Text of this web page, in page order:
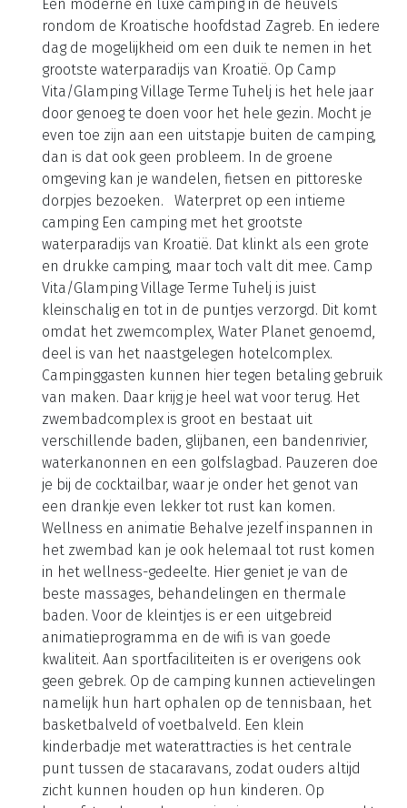
Camp Vita Glamping Village Terme
Tuhelj
Ontspanning en plezier tussen de groene heuvels
Een moderne en luxe camping in de heuvels
rondom de Kroatische hoofdstad Zagreb. En iedere
dag de mogelijkheid om een duik te nemen in het
grootste waterparadijs van Kroatië. Op Camp
Vita/Glamping Village Terme Tuhelj is het hele jaar
door genoeg te doen voor het hele gezin. Mocht je
even toe zijn aan een uitstapje buiten de camping,
dan is dat ook geen probleem. In de groene
omgeving kan je wandelen, fietsen en pittoreske
dorpjes bezoeken. Waterpret op een intieme
camping Een camping met het grootste
waterparadijs van Kroatië. Dat klinkt als een grote
en drukke camping, maar toch valt dit mee. Camp
Vita/Glamping Village Terme Tuhelj is juist
kleinschalig en tot in de puntjes verzorgd. Dit komt
omdat het zwemcomplex, Water Planet genoemd,
deel is van het naastgelegen hotelcomplex.
Campinggasten kunnen hier tegen betaling gebruik
van maken. Daar krijg je heel wat voor terug. Het
zwembadcomplex is groot en bestaat uit
verschillende baden, glijbanen, een bandenrivier,
waterkanonnen en een golfslagbad. Pauzeren doe
je bij de cocktailbar, waar je onder het genot van
een drankje even lekker tot rust kan komen.
Wellness en animatie Behalve jezelf inspannen in
het zwembad kan je ook helemaal tot rust komen
in het wellness-gedeelte. Hier geniet je van de